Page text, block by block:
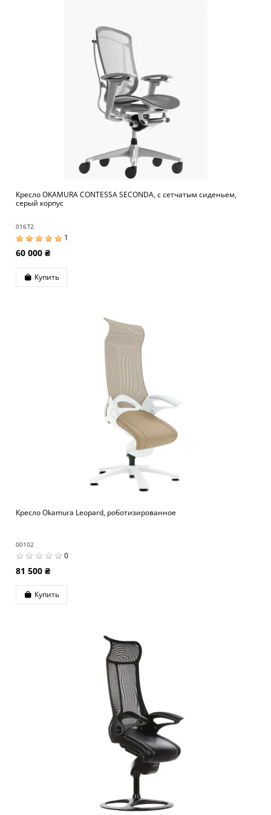
Кресло OKAMURA CONTESSA SECONDA, c сетчатым сиденьем,
серый корпус
01672
1
60 000 ₴
Купить
Кресло Okamura Leopard, роботизированное
00102
0
81 500 ₴
Купить